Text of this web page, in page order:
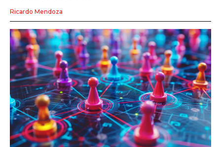
Ricardo Mendoza